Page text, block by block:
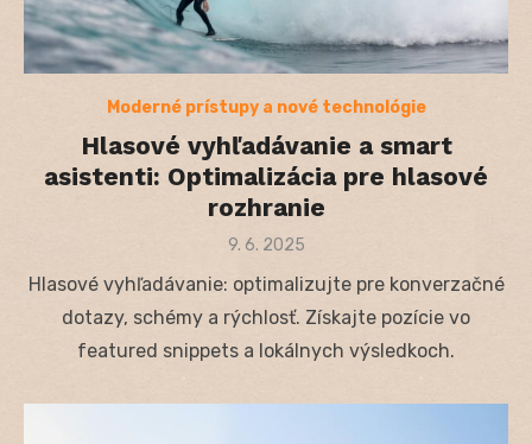
Moderné prístupy a nové technológie
Hlasové vyhľadávanie a smart
asistenti: Optimalizácia pre hlasové
rozhranie
Posted
9. 6. 2025
Hlasové vyhľadávanie: optimalizujte pre konverzačné
dotazy, schémy a rýchlosť. Získajte pozície vo
featured snippets a lokálnych výsledkoch.